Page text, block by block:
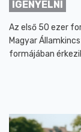
IGÉNYELNI
Az első 50 ezer
Magyar
formájában